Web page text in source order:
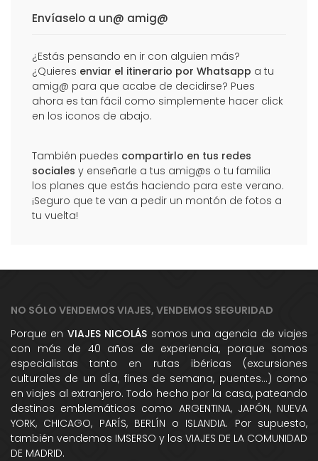
Envíaselo a un@ amig@
¿Estás pensando en ir con alguien más?
¿Quieres enviar el itinerario por Whatsapp a tu
amig@ para que acabe de decidirse? Pues
ahora es tan fácil como simplemente hacer click
en los iconos de abajo.
También puedes compartirlo en tus redes
sociales y enseñarle a tus amig@s o tu familia
los planes que estás haciendo para este verano.
¡Seguro que te van a pedir un montón de fotos a
tu vuelta!
NO SÓLO VENDEMOS VIAJES, VENDEMOS SEGURIDAD
Porque en VIAJES NICOLÁS somos una agencia de viajes
con más de 40 años de experiencia, porque somos
especialistas tanto en rutas ibéricas (excursiones
culturales de un dÍa, fines de semana, puentes...) como
en viajes al extranjero. Todo hecho por la casa, pateando
destinos emblemáticos como ARGENTINA, JAPÓN, NUEVA
YORK, CHICAGO, PARÍS, BERLÍN o ISLANDIA. Por supuesto,
también vendemos IMSERSO y los VIAJES DE LA COMUNIDAD
DE MADRID.